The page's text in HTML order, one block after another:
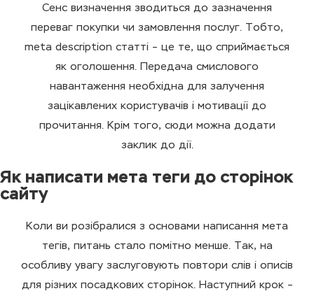
Сенс визначення зводиться до зазначення
переваг покупки чи замовлення послуг. Тобто,
meta description статті – це те, що сприймається
як оголошення. Передача смислового
навантаження необхідна для залучення
зацікавлених користувачів і мотивації до
прочитання. Крім того, сюди можна додати
заклик до дії.
Як написати мета теги до сторінок
сайту
Коли ви розібралися з основами написання мета
тегів, питань стало помітно менше. Так, на
особливу увагу заслуговують повтори слів і описів
для різних посадкових сторінок. Наступний крок –